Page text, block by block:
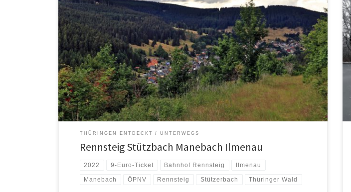
THÜRINGEN ENTDECKT UNTERWEGS
Rennsteig Stützbach Manebach Ilmenau
2022 9-Euro-Ticket Bahnhof Rennsteig Ilmenau
Manebach ÖPNV Rennsteig Stützerbach Thüringer Wald